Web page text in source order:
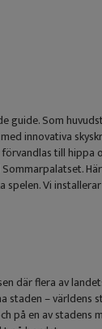
guide. Som
innovativa
till
Vi
där flera av
– världens
på en av